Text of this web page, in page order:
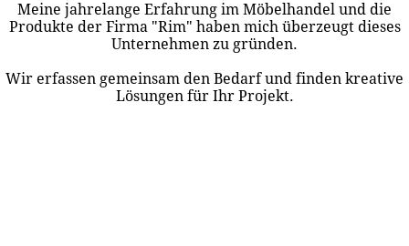
Meine jahrelange Erfahrung im Möbelhandel und die
Produkte der Firma "Rim" haben mich überzeugt dieses
Unternehmen zu gründen.
Wir erfassen gemeinsam den Bedarf und finden kreative
Lösungen für Ihr Projekt.